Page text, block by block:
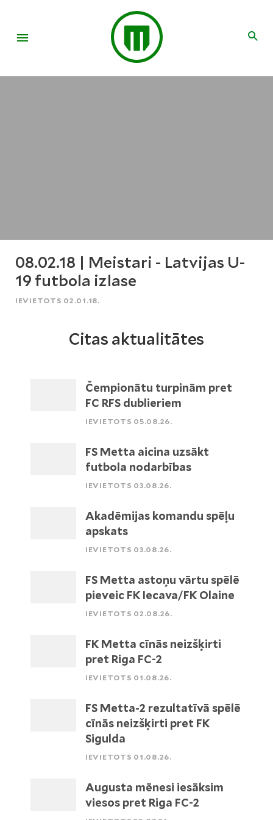
08.02.18 | Meistari - Latvijas U-
19 futbola izlase
IEVIETOTS 02.01.18.
Citas aktualitātes
Čempionātu turpinām pret
FC RFS dublieriem
IEVIETOTS 05.08.26.
FS Metta aicina uzsākt
futbola nodarbības
IEVIETOTS 03.08.26.
Akadēmijas komandu spēļu
apskats
IEVIETOTS 03.08.26.
FS Metta astoņu vārtu spēlē
pieveic FK Iecava/FK Olaine
IEVIETOTS 02.08.26.
FK Metta cīnās neizšķirti
pret Riga FC-2
IEVIETOTS 01.08.26.
FS Metta-2 rezultatīvā spēlē
cīnās neizšķirti pret FK
Sigulda
IEVIETOTS 01.08.26.
Augusta mēnesi iesāksim
viesos pret Riga FC-2